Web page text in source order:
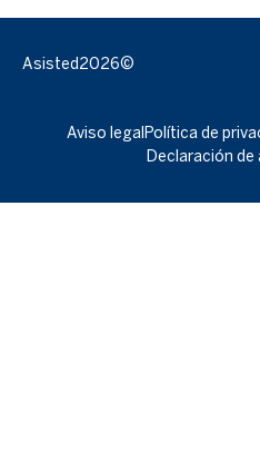
Asisted2026©
Aviso legal Política de
Declaración de